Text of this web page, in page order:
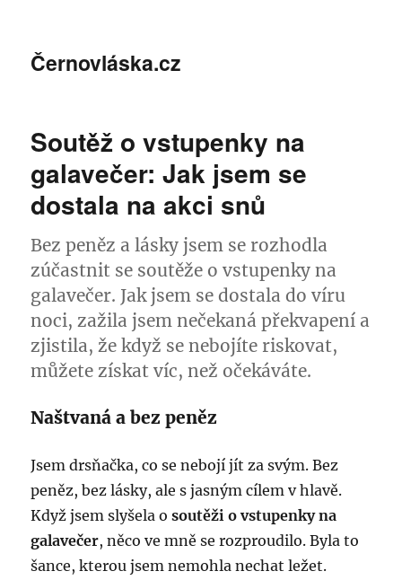
Černovláska.cz
Soutěž o vstupenky na
galavečer: Jak jsem se
dostala na akci snů
Bez peněz a lásky jsem se rozhodla
zúčastnit se soutěže o vstupenky na
galavečer. Jak jsem se dostala do víru
noci, zažila jsem nečekaná překvapení a
zjistila, že když se nebojíte riskovat,
můžete získat víc, než očekáváte.
Naštvaná a bez peněz
Jsem drsňačka, co se nebojí jít za svým. Bez
peněz, bez lásky, ale s jasným cílem v hlavě.
Když jsem slyšela osoutěži o vstupenky na
galavečer, něco ve mně se rozproudilo. Byla to
šance, kterou jsem nemohla nechat ležet.